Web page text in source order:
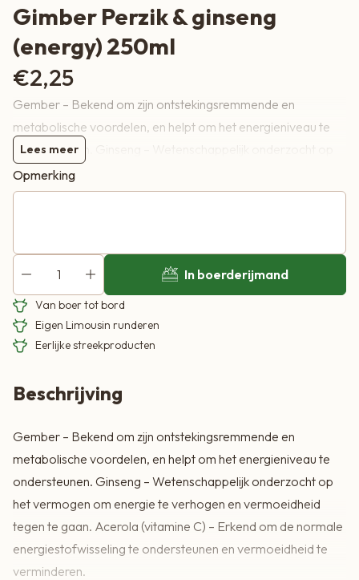
Gimber Perzik & ginseng
(energy) 250ml
€2,25
Gember – Bekend om zijn ontstekingsremmende en
metabolische voordelen, en helpt om het energieniveau te
ondersteunen. Ginseng – Wetenschappelijk onderzocht op
het vermogen om energie te verhogen en vermoeidheid
tegen te gaan. Acerola (vitamine C) – Erkend om de normale
Lees meer
Opmerking
In boerderijmand
Van boer tot bord
Eigen Limousin runderen
Eerlijke streekproducten
Beschrijving
Gember – Bekend om zijn ontstekingsremmende en
metabolische voordelen, en helpt om het energieniveau te
ondersteunen. Ginseng – Wetenschappelijk onderzocht op
het vermogen om energie te verhogen en vermoeidheid
tegen te gaan. Acerola (vitamine C) – Erkend om de normale
energiestofwisseling te ondersteunen en vermoeidheid te
verminderen.